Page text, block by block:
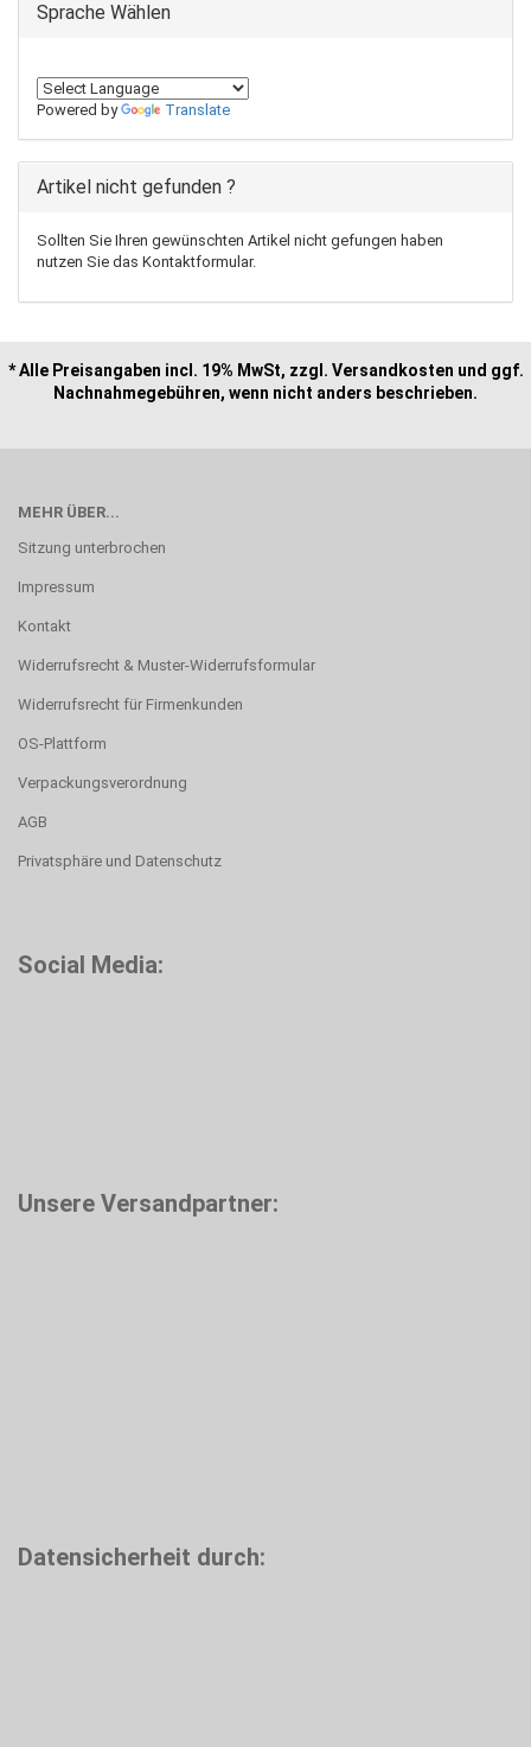
Sprache Wählen
Powered by Translate
Artikel nicht gefunden ?
Sollten Sie Ihren gewünschten Artikel nicht gefungen haben
nutzen Sie das Kontaktformular.
* Alle Preisangaben incl. 19% MwSt, zzgl. Versandkosten und ggf.
Nachnahmegebühren, wenn nicht anders beschrieben.
MEHR ÜBER...
Sitzung unterbrochen
Impressum
Kontakt
Widerrufsrecht & Muster-Widerrufsformular
Widerrufsrecht für Firmenkunden
OS-Plattform
Verpackungsverordnung
AGB
Privatsphäre und Datenschutz
Social Media:
Unsere Versandpartner:
Datensicherheit durch: